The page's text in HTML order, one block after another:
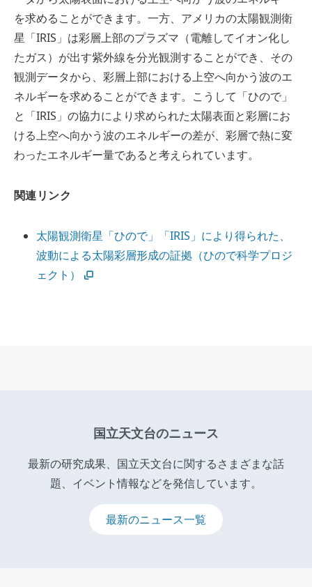
を求めることができます。一方、アメリカの太陽観測衛
星「IRIS」は彩層上部のプラズマ（電離してイオン化し
たガス）が出す紫外線を分光観測することができ、その
観測データから、彩層上部における上空へ向かう波のエ
ネルギーを求めることができます。こうして「ひので」
と「IRIS」の協力により求められた太陽表面と彩層にお
ける上空へ向かう波のエネルギーの差が、彩層で熱に変
わったエネルギー量であると考えられています。
関連リンク
太陽観測衛星「ひので」「IRIS」により得られた、
波動による太陽彩層形成の証拠（ひので科学プロジ
ェクト）
国立天文台のニュース
最新の研究成果、国立天文台に関するさまざまな話
題、イベント情報などを発信しています。
最新のニュース一覧